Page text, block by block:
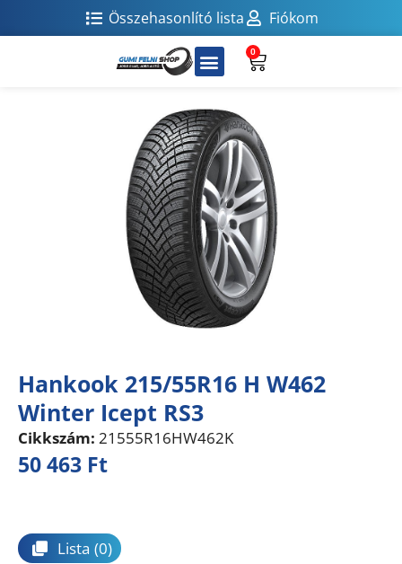
Összehasonlító lista Fiókom
0
Hankook 215/55R16 H W462
Winter Icept RS3
Cikkszám: 21555R16HW462K
50 463 Ft
Lista (0)